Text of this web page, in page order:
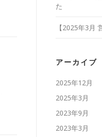
た
【2025年3月
アーカイブ
2025年12月
2025年3月
2023年9月
2023年3月